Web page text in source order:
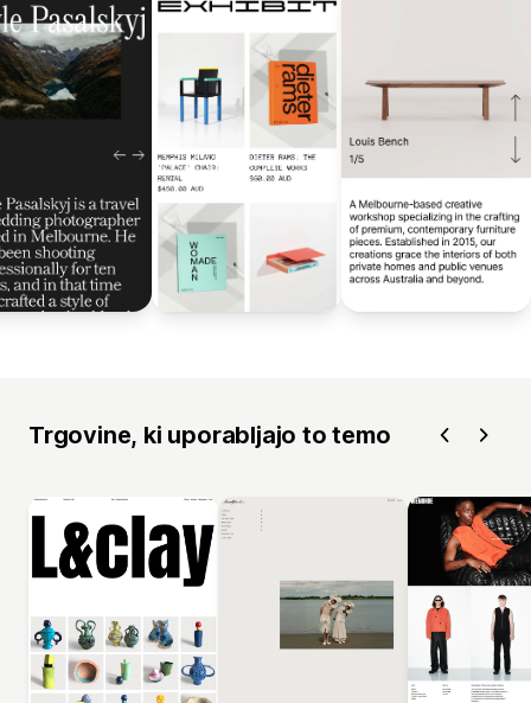
Trgovine, ki uporabljajo to temo